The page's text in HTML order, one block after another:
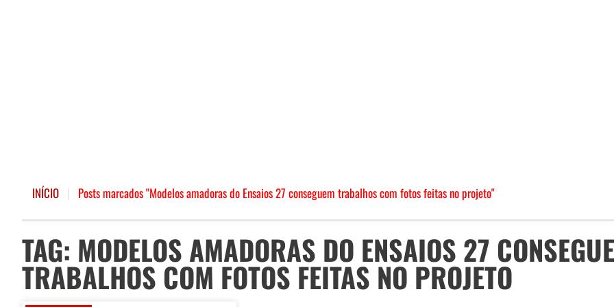
INÍCIO Posts marcados "Modelos amadoras do Ensaios 27 conseguem trabalhos com fotos feitas no projeto"
TAG: MODELOS AMADORAS DO ENSAIOS 27
TRABALHOS COM FOTOS FEITAS NO PROJETO